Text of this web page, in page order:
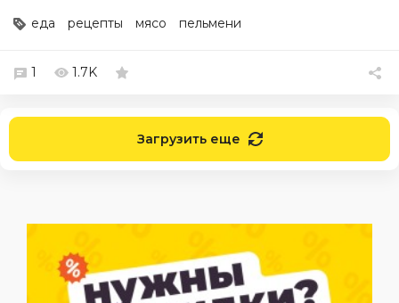
еда рецепты мясо пельмени
1 1.7K
Загрузить еще